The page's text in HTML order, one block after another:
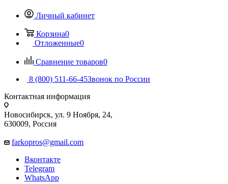
Личный кабинет
Корзина0
Отложенные0
Сравнение товаров0
8 (800) 511-66-45Звонок по России
Контактная информация
Новосибирск, ул. 9 Ноября, 24,
630009, Россия
farkopros@gmail.com
Вконтакте
Telegram
WhatsApp